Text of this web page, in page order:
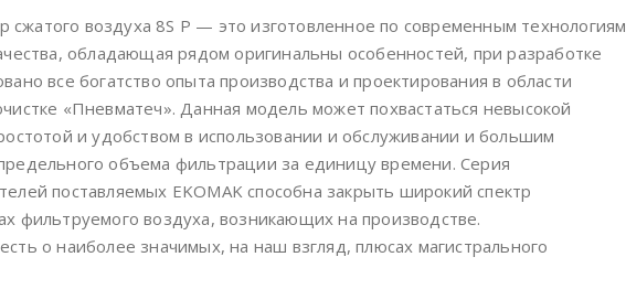
воздуха 8S P — это изготовленное по современным технологиям
обладающая рядом оригинальны особенностей, при разработке
все богатство опыта производства и проектирования в области
«Пневматеч». Данная модель может похвастаться невысокой
и удобством в использовании и обслуживании и большим
объема фильтрации за единицу времени. Серия
поставляемых EKOMAK способна закрыть широкий спектр
фильтруемого воздуха, возникающих на производстве.
о наиболее значимых, на наш взгляд, плюсах магистрального